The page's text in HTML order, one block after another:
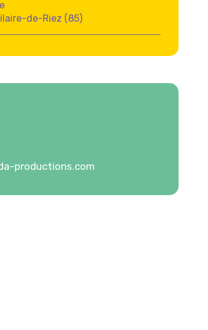
de-Riez (85)
productions.com